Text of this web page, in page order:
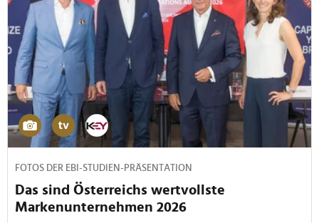
FOTOS DER EBI-STUDIEN-PRÄSENTATION
Das sind Österreichs wertvollste
Markenunternehmen 2026